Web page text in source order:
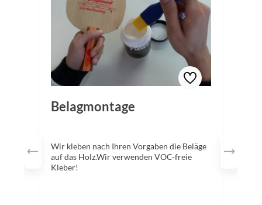
Belagmontage
Wir kleben nach Ihren Vorgaben die Beläge
auf das Holz.Wir verwenden VOC-freie
Kleber!